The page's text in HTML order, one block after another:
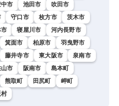
中市 池田市
吹田市
守口市 枚方市
茨木市
寝屋川市
河内長野市
箕面市 柏原市
羽曳野市
藤井寺市 東大阪市
泉南市
市 阪南市
島本町
熊取町 田尻町
岬町